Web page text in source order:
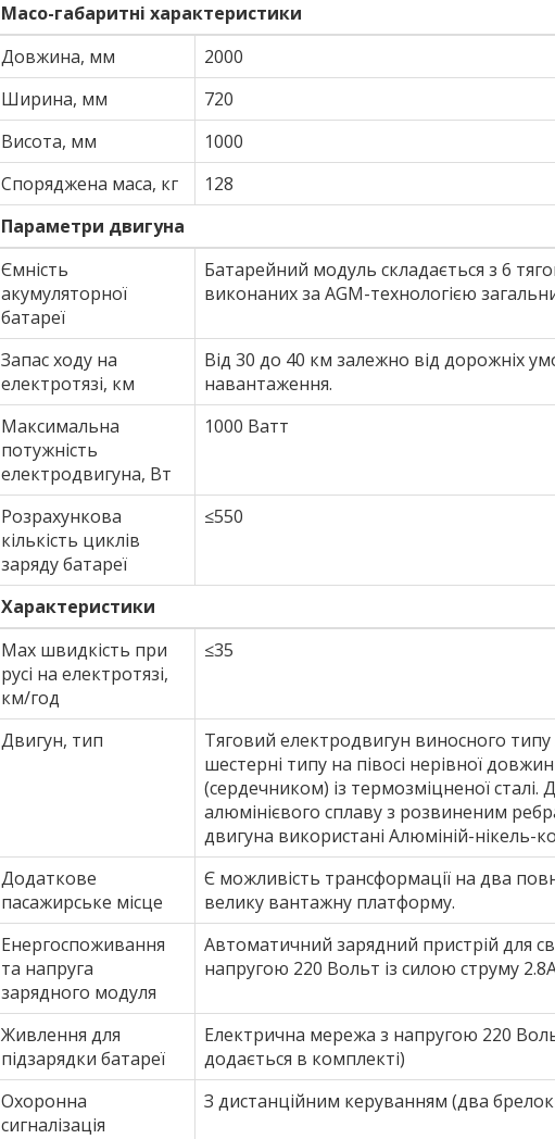
Масо-габаритні характеристики
Довжина, мм
2000
Ширина, мм
720
Висота, мм
1000
Споряджена маса, кг
128
Параметри двигуна
Ємність
акумуляторної
батареї
Батарейний модуль складається з 6
виконаних за AGM-технологією
Запас ходу на
електротязі, км
Від 30 до 40 км залежно від дорожніх
навантаження.
Максимальна
потужність
електродвигуна, Вт
1000 Ватт
Розрахункова
кількість циклів
заряду батареї
≤550
Характеристики
Max швидкість при
русі на електротязі,
км/год
≤35
Двигун, тип
Тяговий електродвигун виносного
шестерні типу на півосі нерівної
(сердечником) із термозміцненої
алюмінієвого сплаву з розвиненим
двигуна використані Алюміній-нікель-
Додаткове
пасажирське місце
Є можливість трансформації на два
велику вантажну платформу.
Енергоспоживання
та напруга
зарядного модуля
Автоматичний зарядний пристрій для
напругою 220 Вольт із силою струму
Живлення для
підзарядки батареї
Електрична мережа з напругою 220
додається в комплекті)
Охоронна
сигналізація
З дистанційним керуванням (два